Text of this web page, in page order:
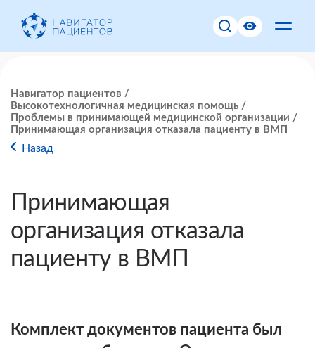
Навигатор пациентов
Высокотехнологичная медицинская помощь
Проблемы в принимающей медицинской организации
Принимающая организация отказала пациенту в ВМП
Назад
Принимающая
организация отказала
пациенту в ВМП
Комплект документов пациента был